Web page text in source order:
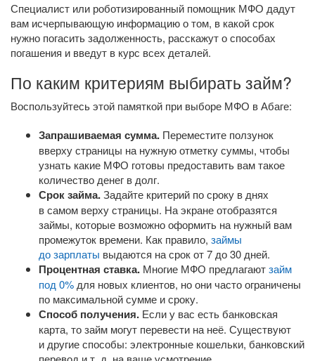
Специалист или роботизированный помощник МФО дадут
вам исчерпывающую информацию о том, в какой срок
нужно погасить задолженность, расскажут о способах
погашения и введут в курс всех деталей.
По каким критериям выбирать займ?
Воспользуйтесь этой памяткой при выборе МФО в Абаге:
Запрашиваемая сумма. Переместите ползунок
вверху страницы на нужную отметку суммы, чтобы
узнать какие МФО готовы предоставить вам такое
количество денег в долг.
Срок займа.Задайте критерий по сроку в днях
в самом верху страницы. На экране отобразятся
займы, которые возможно оформить на нужный вам
промежуток времени. Как правило, займы
до зарплаты выдаются на срок от 7 до 30 дней.
Процентная ставка. Многие МФО предлагаютзайм
под 0% для новых клиентов, но они часто ограничены
по максимальной сумме и сроку.
Способ получения. Если у вас есть банковская
карта, то займ могут перевести на неё. Существуют
и другие способы: электронные кошельки, банковский